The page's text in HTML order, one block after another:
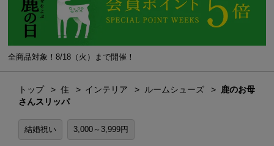
全商品対象！8/18（火）まで開催！
トップ 住 インテリア ルームシューズ
鹿のお母
さんスリッパ
結婚祝い 3,000～3,999円